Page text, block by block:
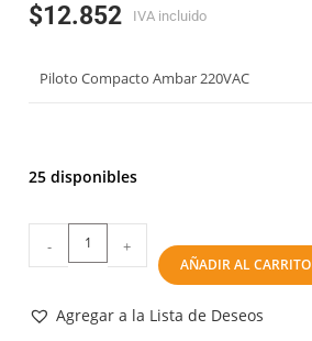
$12.852 IVA incluido
Piloto Compacto Ambar 220VAC
25 disponibles
- +
AÑADIR AL CARRITO
Agregar a la Lista de Deseos